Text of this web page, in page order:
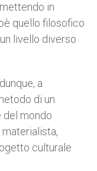
in
quello filosofico
livello diverso
a
di un
del mondo
culturale